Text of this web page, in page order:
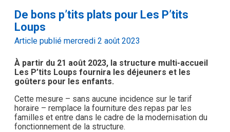
De bons p’tits plats pour Les P’tits
Loups
Article publié mercredi 2 août 2023
À partir du 21 août 2023, la structure multi-accueil
Les P’tits Loups fournira les déjeuners et les
goûters pour les enfants.
Cette mesure – sans aucune incidence sur le tarif
horaire – remplace la fourniture des repas par les
familles et entre dans le cadre de la modernisation du
fonctionnement de la structure.